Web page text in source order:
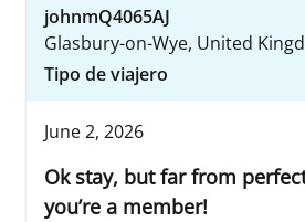
johnmQ4065AJ
Glasbury-on-Wye, United
Tipo de viajero
June 2, 2026
Ok stay, but far from
you’re a member!